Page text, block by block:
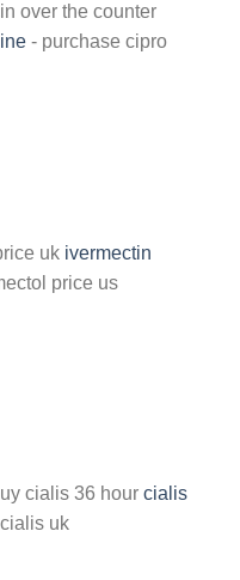
over the counter
- purchase cipro
uk ivermectin
price us
cialis 36 hour cialis
uk